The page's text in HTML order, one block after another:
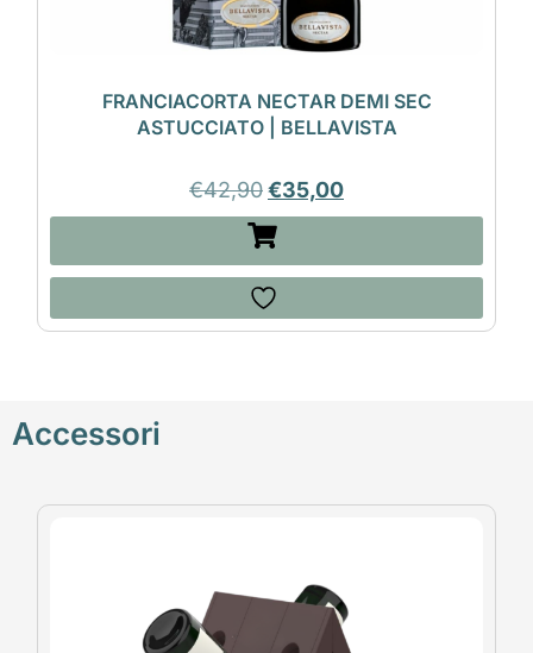
FRANCIACORTA NECTAR DEMI SEC
ASTUCCIATO | BELLAVISTA
€42,90€35,00
Accessori